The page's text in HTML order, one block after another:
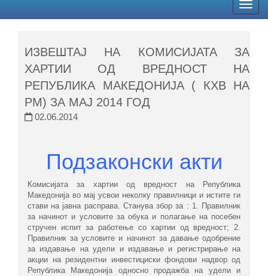
ИЗВЕШТАЈ НА КОМИСИЈАТА ЗА
ХАРТИИ ОД ВРЕДНОСТ НА
РЕПУБЛИКА МАКЕДОНИЈА ( КХВ НА
РМ) ЗА МАЈ 2014 ГОД
02.06.2014
Подзаконски акти
Комисијата за хартии од вредност на Република
Македонија во мај усвои неколку правилници и истите ги
стави на јавна расправа. Станува збор за : 1. Правилник
за начинот и условите за обука и полагање на посебен
стручен испит за работење со хартии од вредност; 2.
Правилник за условите и начинот за давање одобрение
за издавање на удели и издавање и регистрирање на
акции на резидентни инвестициски фондови надвор од
Република Македонија односно продажба на удели и